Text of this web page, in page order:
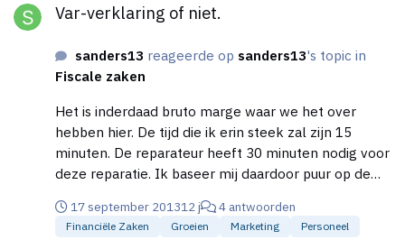
Var-verklaring of niet.
sanders13 reageerde op sanders13's topic in
Fiscale zaken
Het is inderdaad bruto marge waar we het over
hebben hier. De tijd die ik erin steek zal zijn 15
minuten. De reparateur heeft 30 minuten nodig voor
deze reparatie. Ik baseer mij daardoor puur op de
wellicht iets dat ik met voorleggen aan reparateurs,
wat zij er van vinden.
17 september 201312 j 4 antwoorden
Financiële Zaken Groeien Marketing Personeel